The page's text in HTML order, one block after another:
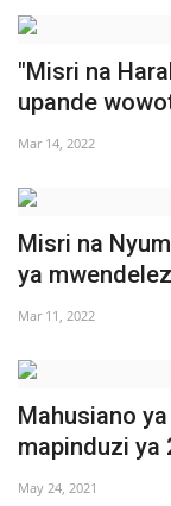
"Misri na
upande
Mar 14, 2022
Misri na
ya
Mar 11, 2022
Mahusiano
mapinduzi ya
May 24, 2021